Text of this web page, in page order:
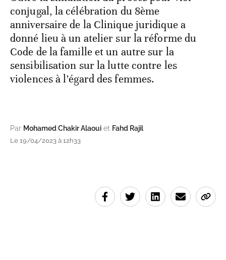
conjugal, la célébration du 8ème
anniversaire de la Clinique juridique a
donné lieu à un atelier sur la réforme du
Code de la famille et un autre sur la
sensibilisation sur la lutte contre les
violences à l’égard des femmes.
Par Mohamed Chakir Alaoui et Fahd Rajil
Le 19/04/2023 à 12h33